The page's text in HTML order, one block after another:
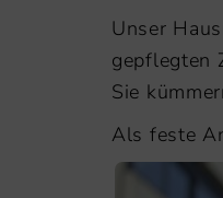
Unser
gepflegten
Sie
Als feste